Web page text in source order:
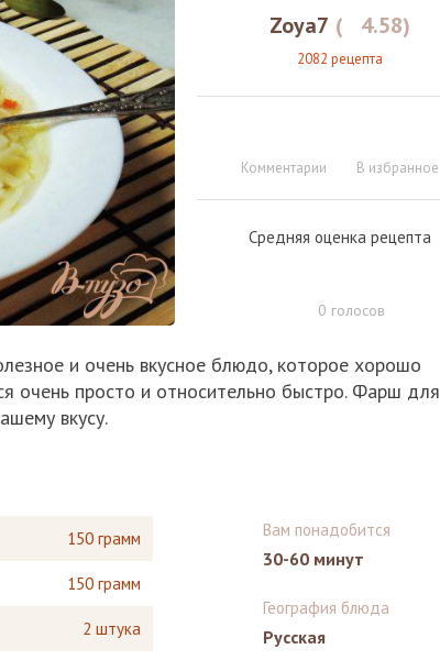
Zoya7 ( 4.58)
2082 рецепта
Комментарии В избранное
Средняя оценка рецепта
0 голосов
и очень вкусное блюдо, которое хорошо
очень просто и относительно быстро. Фарш для
вкусу.
150 грамм
150 грамм
2 штука
Вам понадобится
30-60 минут
География блюда
Русская